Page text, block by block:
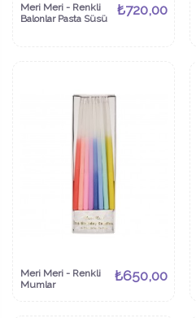
Meri Meri - Renkli
Balonlar Pasta Süsü
₺720,00
Meri Meri - Renkli
Mumlar
₺650,00